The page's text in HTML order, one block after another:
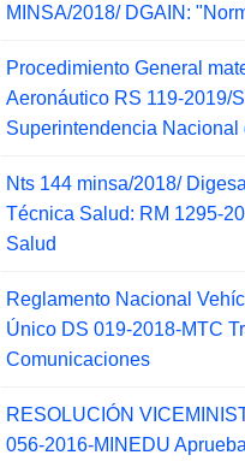
MINSA/2018/ DGAIN:
Procedimiento General
Aeronáutico RS 119-2019/
Superintendencia Nacional
Nts 144 minsa/2018/
Técnica Salud: RM 1295-
Salud
Reglamento Nacional
Único DS 019-2018-MTC
Comunicaciones
RESOLUCIÓN
056-2016-MINEDU